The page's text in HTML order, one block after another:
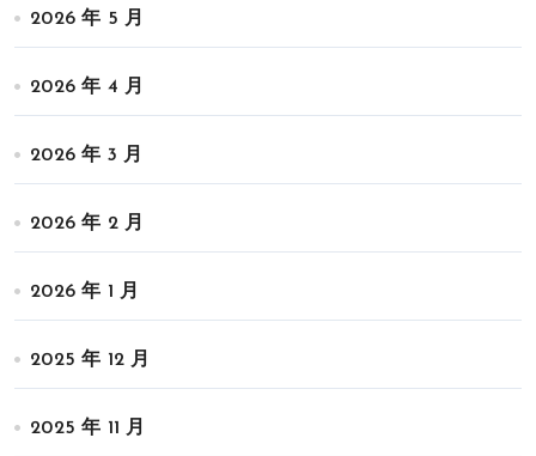
2026 年 5 月
2026 年 4 月
2026 年 3 月
2026 年 2 月
2026 年 1 月
2025 年 12 月
2025 年 11 月